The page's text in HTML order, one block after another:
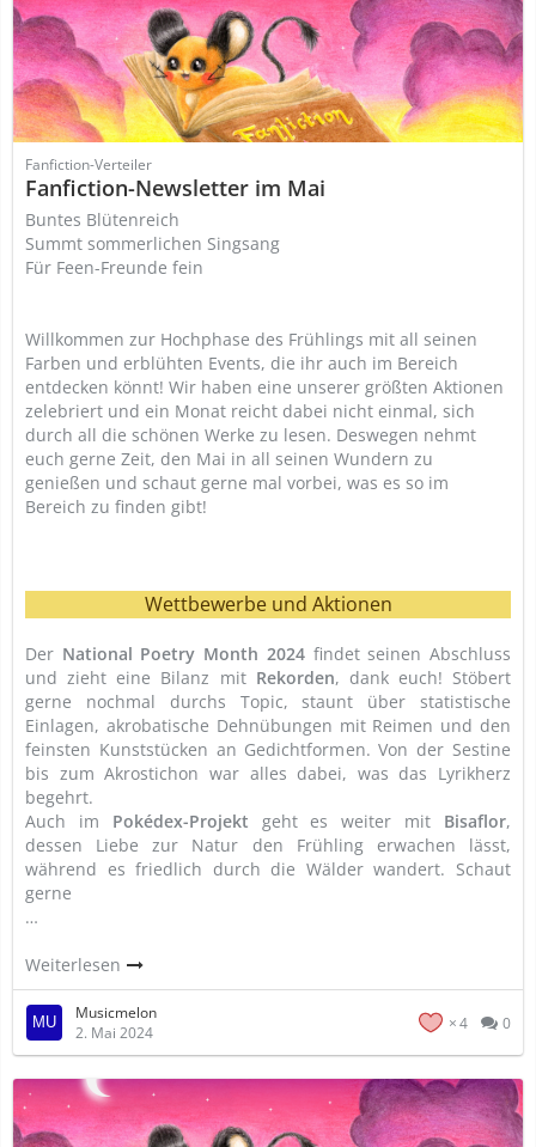
Fanfiction-Verteiler
Fanfiction-Newsletter im Mai
Buntes Blütenreich
Summt sommerlichen Singsang
Für Feen-Freunde fein
Willkommen zur Hochphase des Frühlings mit all seinen
Farben und erblühten Events, die ihr auch im Bereich
entdecken könnt! Wir haben eine unserer größten Aktionen
zelebriert und ein Monat reicht dabei nicht einmal, sich
durch all die schönen Werke zu lesen. Deswegen nehmt
euch gerne Zeit, den Mai in all seinen Wundern zu
genießen und schaut gerne mal vorbei, was es so im
Bereich zu finden gibt!
Wettbewerbe und Aktionen
Der National Poetry Month 2024 findet seinen Abschluss
und zieht eine Bilanz mit Rekorden, dank euch! Stöbert
gerne nochmal durchs Topic, staunt über statistische
Einlagen, akrobatische Dehnübungen mit Reimen und den
feinsten Kunststücken an Gedichtformen. Von der Sestine
bis zum Akrostichon war alles dabei, was das Lyrikherz
begehrt.
Auch im Pokédex-Projekt geht es weiter mit Bisaflor,
dessen Liebe zur Natur den Frühling erwachen lässt,
während es friedlich durch die Wälder wandert. Schaut
gerne
…
Weiterlesen
Musicmelon
2. Mai 2024
4 0